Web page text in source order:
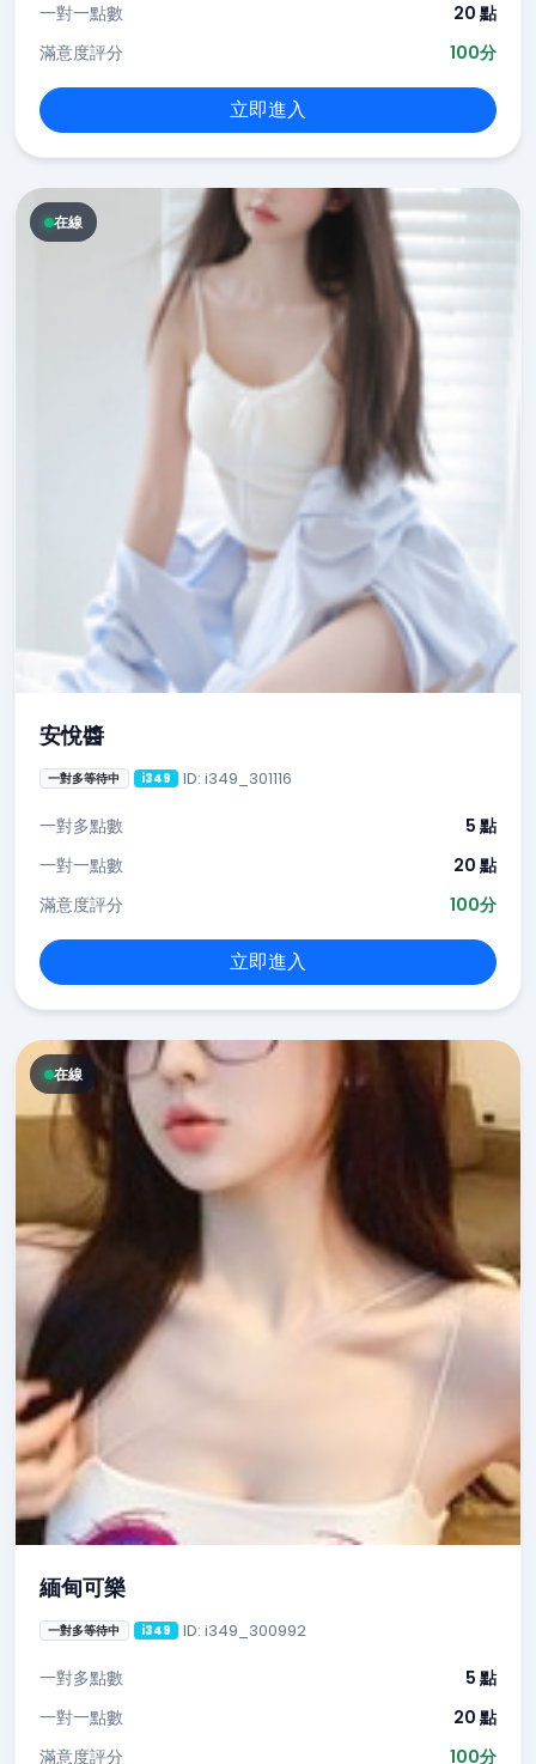
一對一點數
20 點
滿意度評分
100分
立即進入
在線
安悅醬
一對多等待中 i349 ID: i349_301116
一對多點數
5 點
一對一點數
20 點
滿意度評分
100分
立即進入
在線
緬甸可樂
一對多等待中 i349 ID: i349_300992
一對多點數
5 點
一對一點數
20 點
滿意度評分
100分